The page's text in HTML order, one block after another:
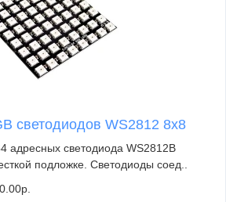
светодиодов WS2812 8x8
адресных светодиода WS2812B
подложке. Светодиоды соед..